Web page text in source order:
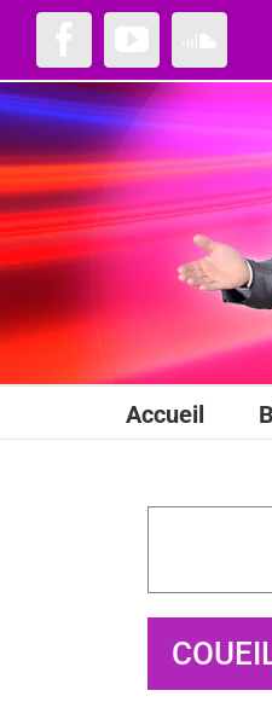
Passer
contenu
Accueil